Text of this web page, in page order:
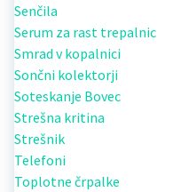
Senčila
Serum za rast trepalnic
Smrad v kopalnici
Sončni kolektorji
Soteskanje Bovec
Strešna kritina
Strešnik
Telefoni
Toplotne črpalke